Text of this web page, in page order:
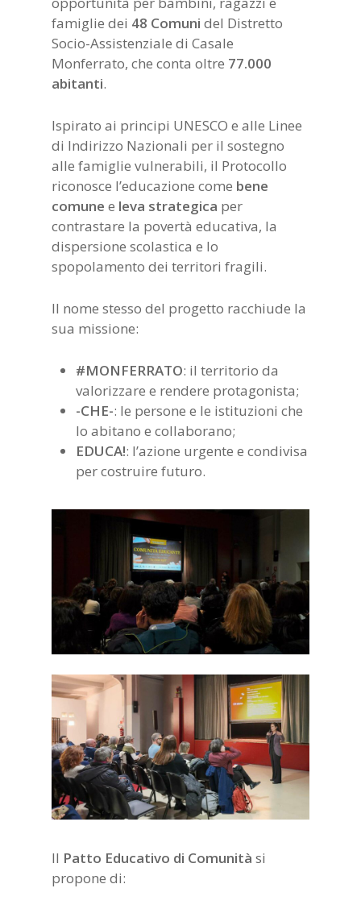
famiglie dei 48 Comuni del Distretto
Socio-Assistenziale di Casale
Monferrato, che conta oltre 77.000
abitanti.
Ispirato ai principi UNESCO e alle Linee
di Indirizzo Nazionali per il sostegno
alle famiglie vulnerabili, il Protocollo
riconosce l’educazione come bene
comune e leva strategica per
contrastare la povertà educativa, la
dispersione scolastica e lo
spopolamento dei territori fragili.
Il nome stesso del progetto racchiude la
sua missione:
#MONFERRATO: il territorio da
valorizzare e rendere protagonista;
-CHE-: le persone e le istituzioni che
lo abitano e collaborano;
EDUCA!: l’azione urgente e condivisa
per costruire futuro.
Il Patto Educativo di Comunità si
propone di: